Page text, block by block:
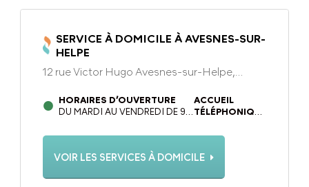
SERVICE À DOMICILE À AVESNES-SUR-
HELPE
12 rue Victor Hugo Avesnes-sur-Helpe,
HORAIRES D’OUVERTURE
DU MARDI AU VENDREDI DE 9H
LUNDI DE 13H30 À 17H00.
ACCUEIL
TÉLÉPHONIQUE
VENDREDI DE
DE 13H30 À 17H
VOIR LES SERVICES À DOMICILE